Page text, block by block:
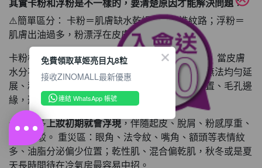
其實卡粉和浮粉是不一樣的，要清楚原因才能解決問題：
⚠️簡單區分： 卡粉＝肌膚缺水乾燥，粉陷進紋路；浮粉＝
肌膚出油過多，粉漂浮在皮膚表層。
卡粉核心根源：肌膚乾燥缺水、角質層粗糙翹皮。 當皮膚
水分不足，表面佈滿細微乾紋、老廢脫屑，底妝無法均勻延
展、和肌膚融合，粉體直接堆積在紋理、乾裂位置、毛孔邊
緣，形成類似溝壑的白線。
卡粉大多上妝初期就會浮現，伴隨起皮、脫屑、粉感厚重、
妝面斑駁。 重災區：眼角、法令紋、嘴角、額頭等表情紋
多、油脂分泌偏少位置；乾性肌、混合偏乾肌，秋冬或是夏
天長時間待在冷氣房最容易中招。
免費領取草姬亮目丸8粒
接收ZINOMALL最新優惠
連結 WhatsApp 帳號